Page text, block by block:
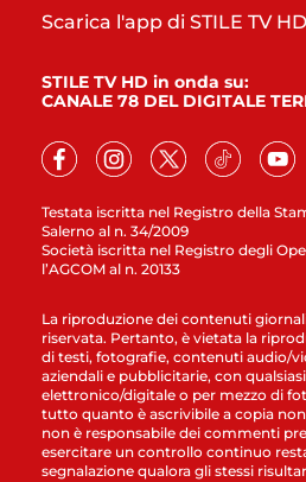
Testata iscritta nel Registro della
Salerno al n. 34/2009
Società iscritta nel Registro degli
l’AGCOM al n. 20133
Scarica l'app di STILE TV HD
STILE TV HD in onda su:
CANALE 78 DEL DIGITALE
La riproduzione dei contenuti
riservata. Pertanto, è vietata la
di testi, fotografie, contenuti audio/
aziendali e pubblicitarie, con
elettronico/digitale o per mezzo di
tutto quanto è ascrivibile a copia
non è responsabile dei commenti
esercitare un controllo continuo
segnalazione qualora gli stessi